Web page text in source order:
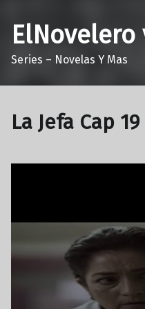
Series – Novelas Y Mas
La Jefa Cap